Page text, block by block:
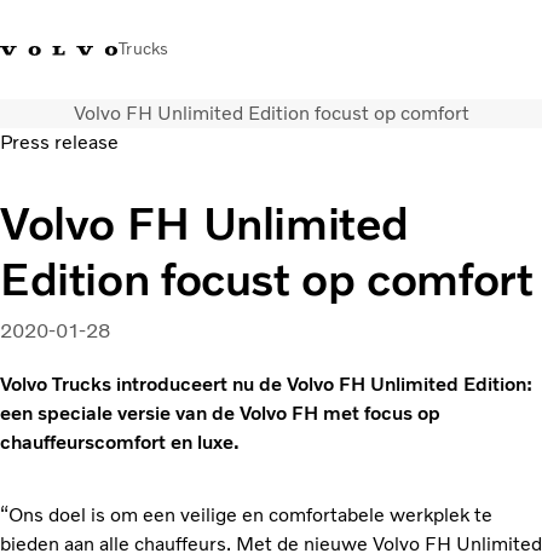
Trucks
Kennis vergrotenMerchandiseInloggen Nederland
Transportoplossingen
CO2-reductie
Trucks
Truck Builder
Services
Nieuws
Over ons
Volvo FH Unlimited Edition focust op comfort
Press release
Volvo FH Unlimited
Edition focust op comfort
2020-01-28
Volvo Trucks introduceert nu de Volvo FH Unlimited Edition:
een speciale versie van de Volvo FH met focus op
chauffeurscomfort en luxe.
“Ons doel is om een veilige en comfortabele werkplek te
bieden aan alle chauffeurs. Met de nieuwe Volvo FH Unlimited